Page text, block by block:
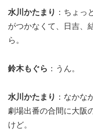
水川かたまり ：ちょっ
がつかなくて、日吉、
ら。
鈴木もぐら ：うん。
水川かたまり ：なかな
劇場出番の合間に大阪
けど。